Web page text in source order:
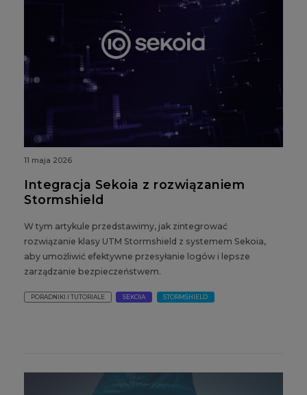
11 maja 2026
Integracja Sekoia z rozwiązaniem
Stormshield
W tym artykule przedstawimy, jak zintegrować
rozwiązanie klasy UTM Stormshield z systemem Sekoia,
aby umożliwić efektywne przesyłanie logów i lepsze
zarządzanie bezpieczeństwem.
PORADNIKI I TUTORIALE SEKOIA STORMSHIELD